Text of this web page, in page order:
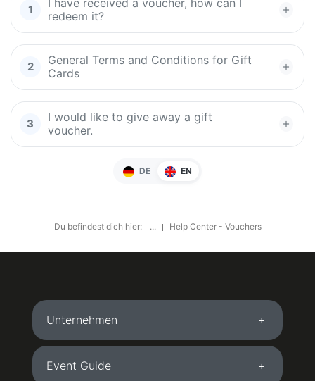
I have received a voucher, how can I
redeem it?
General Terms and Conditions for Gift
Cards
I would like to give away a gift
voucher.
DE EN
Du befindest dich hier: ... Help Center - Vouchers
Unternehmen
Event Guide